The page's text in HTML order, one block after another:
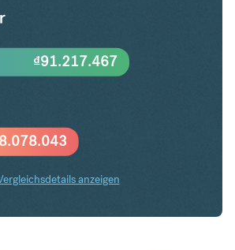
₫91.217.467
anzeigen
in VND Trends